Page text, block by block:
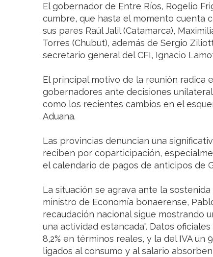
El gobernador de Entre Ríos, Rogelio
cumbre, que hasta el momento cuenta
sus pares Raúl Jalil (Catamarca),
Torres (Chubut), además de Sergio
secretario general del CFI, Ignacio
El principal motivo de la reunión radica
gobernadores ante decisiones
como los recientes cambios en el
Aduana.
Las provincias denuncian una
reciben por coparticipación,
el calendario de pagos de anticipos de
La situación se agrava ante la
ministro de Economía bonaerense,
recaudación nacional sigue mostrando
una actividad estancada". Datos
8,2% en términos reales, y la del IVA un
ligados al consumo y al salario